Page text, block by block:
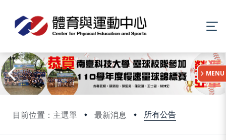
目前位置：主選單 最新消息 所有公告
MENU